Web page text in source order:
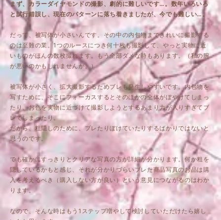
まず、カラーダイヤモンドの撮影、劇的に難しいです…。数年いろいろ
と試行錯誤し、現在のパターンに落ち着きましたが、今でも難しい…。
だって、被写体が小さいんです。その中の内包物まできれいに撮影する
のは至難の業。1つのルースにつき何十枚も撮影して、やっと実物に近
いものがほんの数枚撮れます。もう全部ダメな時もあります。（私の腕
が悪いのかもしれませんが。）
被写体が小さく、拡大撮影するためブレも発生しやすいです。内包物を
写すために、そこにフォーカスするとそのほかの全体がぼやけてしまっ
たり、お色を実物に近づけて撮影しようとするあまり力が入りすぎてブ
レてしまったり。
だから、粗隠しのために、ブレたりぼけていたりするばかりではないと
思うのです。
でも確かにすっきりとクリアな写真の方が詳細が分かります。何か粗を
隠しているかもと感じ、それが分かりづらいブレた商品写真のお品は購
入を考えるべき（購入しない方が良い）という意見につながるのはわか
ります。
なので、そんな時はもう1ステップ増やして検討していただけたら嬉し